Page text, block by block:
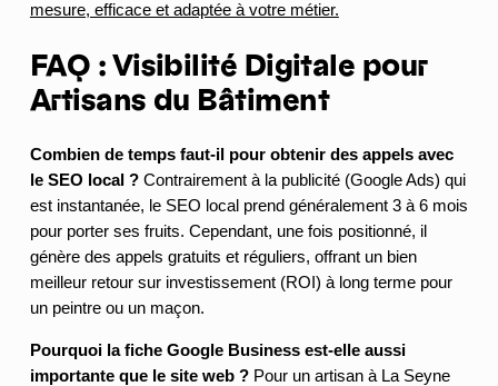
mesure, efficace et adaptée à votre métier.
FAQ : Visibilité Digitale pour
Artisans du Bâtiment
Combien de temps faut-il pour obtenir des appels avec
le SEO local ?Contrairement à la publicité (Google Ads) qui
est instantanée, le SEO local prend généralement 3 à 6 mois
pour porter ses fruits. Cependant, une fois positionné, il
génère des appels gratuits et réguliers, offrant un bien
meilleur retour sur investissement (ROI) à long terme pour
un peintre ou un maçon.
Pourquoi la fiche Google Business est-elle aussi
importante que le site web ?Pour un artisan à La Seyne